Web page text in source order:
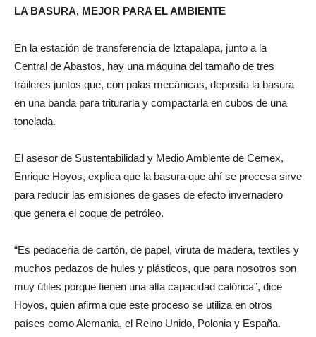
LA BASURA, MEJOR PARA EL AMBIENTE
En la estación de transferencia de Iztapalapa, junto a la
Central de Abastos, hay una máquina del tamaño de tres
tráileres juntos que, con palas mecánicas, deposita la basura
en una banda para triturarla y compactarla en cubos de una
tonelada.
El asesor de Sustentabilidad y Medio Ambiente de Cemex,
Enrique Hoyos, explica que la basura que ahí se procesa sirve
para reducir las emisiones de gases de efecto invernadero
que genera el coque de petróleo.
“Es pedacería de cartón, de papel, viruta de madera, textiles y
muchos pedazos de hules y plásticos, que para nosotros son
muy útiles porque tienen una alta capacidad calórica”, dice
Hoyos, quien afirma que este proceso se utiliza en otros
países como Alemania, el Reino Unido, Polonia y España.